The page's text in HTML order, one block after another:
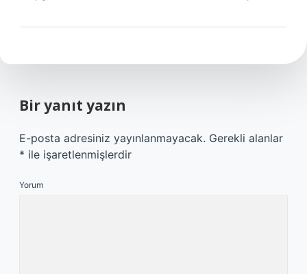
Bir yanıt yazın
E-posta adresiniz yayınlanmayacak. Gerekli alanlar
* ile işaretlenmişlerdir
Yorum